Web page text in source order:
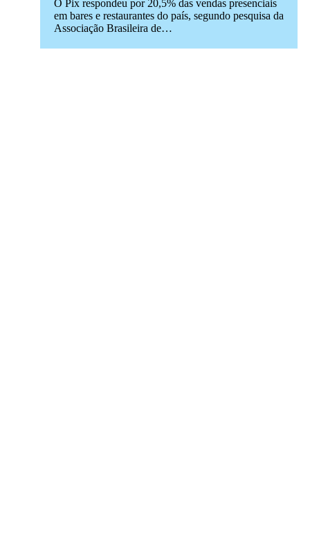
O Pix respondeu por 20,5% das vendas presenciais
em bares e restaurantes do país, segundo pesquisa da
Associação Brasileira de…